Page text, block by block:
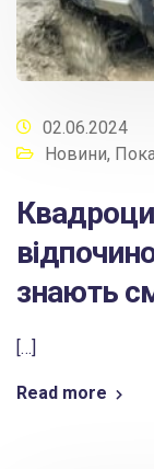
02.06.2024
Новини,
знають
[…]
Read more